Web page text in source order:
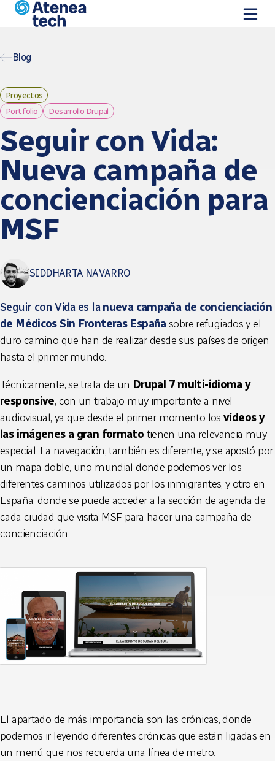
Pasar al contenido principal
Blog
Proyectos
Portfolio
Desarrollo Drupal
Seguir con Vida:
Nueva campaña de
concienciación para
MSF
SIDDHARTA NAVARRO
Seguir con Vida es lanueva campaña de concienciación
de Médicos Sin Fronteras Españasobre refugiados y el
duro camino que han de realizar desde sus países de origen
hasta el primer mundo.
Técnicamente, se trata de un Drupal 7 multi-idioma y
responsive, con un trabajo muy importante a nivel
audiovisual, ya que desde el primer momento los vídeos y
las imágenes a gran formato tienen una relevancia muy
especial. La navegación, también es diferente, y se apostó por
un mapa doble, uno mundial donde podemos ver los
diferentes caminos utilizados por los inmigrantes, y otro en
España, donde se puede acceder a la sección de agenda de
cada ciudad que visita MSF para hacer una campaña de
concienciación.
El apartado de más importancia son las crónicas, donde
podemos ir leyendo diferentes crónicas que están ligadas en
un menú que nos recuerda una línea de metro.